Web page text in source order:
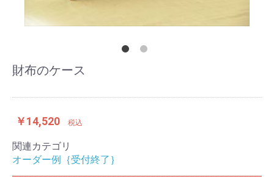
財布のケース
￥14,520 税込
関連カテゴリ
オーダー例｛受付終了｝